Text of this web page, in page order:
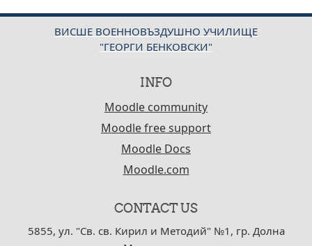
ВИСШЕ ВОЕННОВЪЗДУШНО УЧИЛИЩЕ
"ГЕОРГИ БЕНКОВСКИ"
INFO
Moodle community
Moodle free support
Moodle Docs
Moodle.com
CONTACT US
5855, ул. "Св. св. Кирил и Методий" №1, гр. Долна